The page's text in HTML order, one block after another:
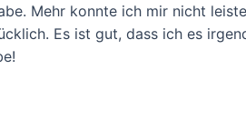
Mehr konnte ich mir nicht
Es ist gut, dass ich es